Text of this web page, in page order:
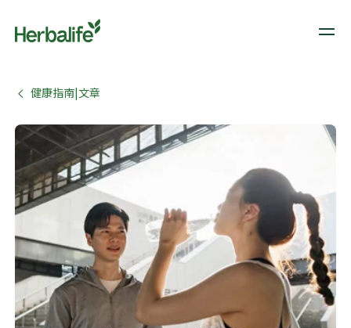
健康指南|文章